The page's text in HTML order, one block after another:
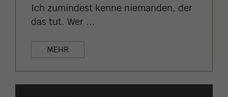
Ich zumindest kenne niemanden, der
das tut. Wer ...
MEHR